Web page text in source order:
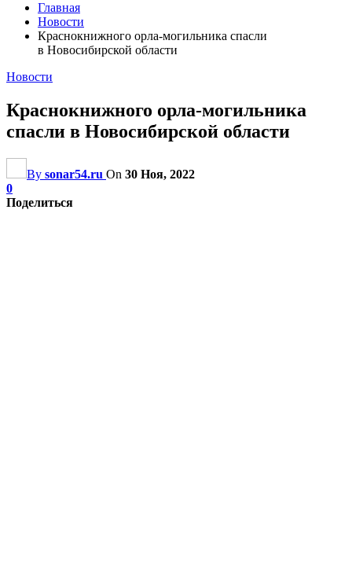
Главная
Новости
Краснокнижного орла-могильника спасли
в Новосибирской области
Новости
Краснокнижного орла-могильника
спасли в Новосибирской области
By sonar54.ru On 30 Ноя, 2022
0
Поделиться